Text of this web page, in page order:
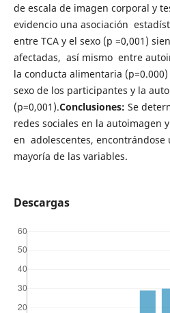
de escala de imagen corporal y
evidencio una asociación
entre TCA y el sexo (p =0,001)
afectadas, así mismo entre
la conducta alimentaria
sexo de los participantes y la
(p=0,001).Conclusiones: Se
redes sociales en la autoimagen
en adolescentes, encontrándose
mayoría de las variables.
Descargas